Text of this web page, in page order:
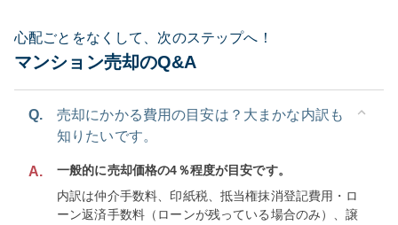
心配ごとをなくして、次のステップへ！
マンション売却のQ&A
Q.
売却にかかる費用の目安は？大まかな内訳も
知りたいです。
A.
一般的に売却価格の4％程度が目安です。
内訳は仲介手数料、印紙税、抵当権抹消登記費用・ロ
ーン返済手数料（ローンが残っている場合のみ）、譲